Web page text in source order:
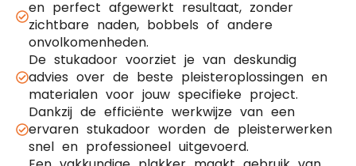
en perfect afgewerkt resultaat, zonder
zichtbare naden, bobbels of andere
onvolkomenheden.
De stukadoor voorziet je van deskundig
advies over de beste pleisteroplossingen en
materialen voor jouw specifieke project.
Dankzij de efficiënte werkwijze van een
ervaren stukadoor worden de pleisterwerken
snel en professioneel uitgevoerd.